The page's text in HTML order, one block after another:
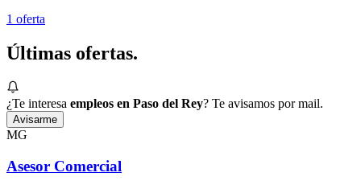
1 oferta
Últimas ofertas.
¿Te interesa empleos en Paso del Rey? Te avisamos por mail.
Avisarme
MG
Asesor Comercial